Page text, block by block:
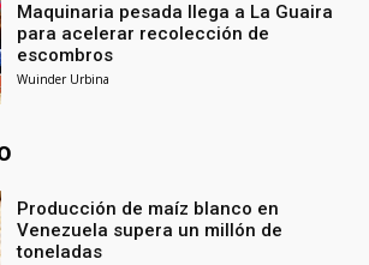
Maquinaria pesada llega a La Guaira
para acelerar recolección de
escombros
Wuinder Urbina
Producción de maíz blanco en
Venezuela supera un millón de
toneladas